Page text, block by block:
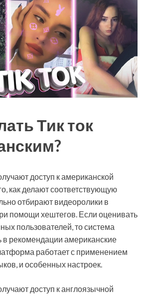
Тик ток
доступ к американской
как делают соответствующую
отбирают видеоролики в
помощи хештегов. Если оценивать
пользователей, то система
в рекомендации американские
работает с применением
и особенных настроек.
доступ к англоязычной